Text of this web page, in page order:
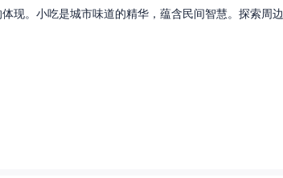
现。小吃是城市味道的精华，蕴含民间智慧。探索周边